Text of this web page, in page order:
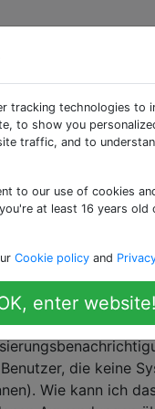
Anwendungen, die
meinen Xcode
sich in den letzten
in
die keine
Wie kann ich
tracking technologies to
to show you
traffic, and to
to our use of cookies
at least 16 years old
Cookie policy and
enter website!